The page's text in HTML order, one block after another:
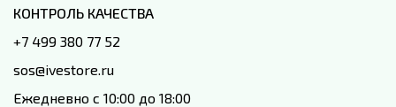
КОНТРОЛЬ КАЧЕСТВА
+7 499 380 77 52
sos@ivestore.ru
Ежедневно с 10:00 до 18:00